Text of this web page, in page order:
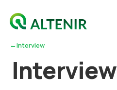
←Interview
Interview